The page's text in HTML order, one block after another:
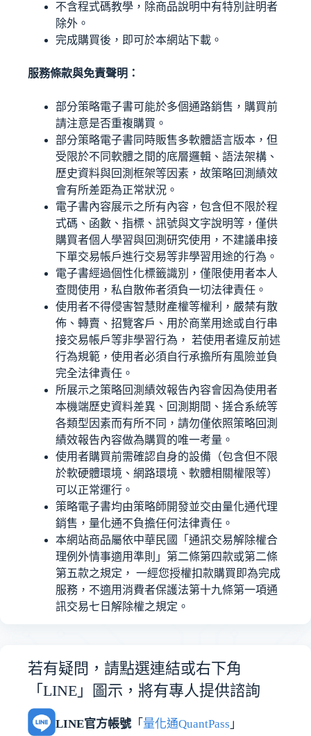
不含程式碼教學，除商品說明中有特別註明者
除外。
完成購買後，即可於本網站下載。
服務條款與免責聲明：
部分策略電子書可能於多個通路銷售，購買前
請注意是否重複購買。
部分策略電子書同時販售多軟體語言版本，但
受限於不同軟體之間的底層邏輯、語法架構、
歷史資料與回測框架等因素，故策略回測績效
會有所差距為正常狀況。
電子書內容展示之所有內容，包含但不限於程
式碼、函數、指標、訊號與文字說明等，僅供
購買者個人學習與回測研究使用，不建議串接
下單交易帳戶進行交易等非學習用途的行為。
電子書經過個性化標籤識別，僅限使用者本人
查閱使用，私自散佈者須負一切法律責任。
使用者不得侵害智慧財產權等權利，嚴禁有散
佈、轉賣、招覽客戶、用於商業用途或自行串
接交易帳戶等非學習行為， 若使用者違反前述
行為規範，使用者必須自行承擔所有風險並負
完全法律責任。
所展示之策略回測績效報告內容會因為使用者
本機端歷史資料差異、回測期間、搓合系統等
各類型因素而有所不同，請勿僅依照策略回測
績效報告內容做為購買的唯一考量。
使用者購買前需確認自身的設備（包含但不限
於軟硬體環境、網路環境、軟體相關權限等）
可以正常運行。
策略電子書均由策略師開發並交由量化通代理
銷售，量化通不負擔任何法律責任。
本網站商品屬依中華民國「通訊交易解除權合
理例外情事適用準則」第二條第四款或第二條
第五款之規定， 一經您授權扣款購買即為完成
服務，不適用消費者保護法第十九條第一項通
訊交易七日解除權之規定。
若有疑問，請點選連結或右下角
「LINE」圖示，將有專人提供諮詢
LINE官方帳號 「量化通QuantPass 」